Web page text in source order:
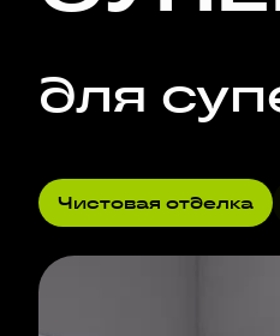
для
Чистовая отделка